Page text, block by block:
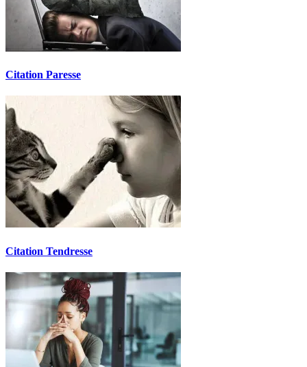
Citation Paresse
Citation Tendresse